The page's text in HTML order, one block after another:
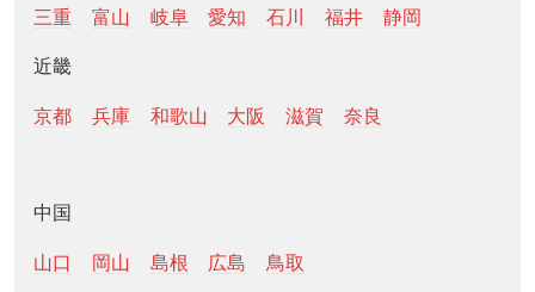
三重 富山 岐阜 愛知 石川 福井 静岡
近畿
京都 兵庫 和歌山 大阪 滋賀 奈良
中国
山口 岡山 島根 広島 鳥取